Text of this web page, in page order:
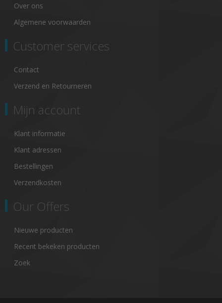
Over ons
Algemene voorwaarden
Customer services
Contact
Verzend en Retourneren
Mijn account
Klant informatie
Klant adressen
Bestellingen
Verzendkosten
Our Offers
Nieuwe producten
Recent bekeken producten
Zoek